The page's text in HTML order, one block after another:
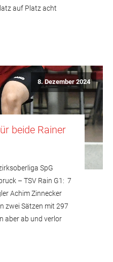
auf Platz acht
im fünften
und ist in der
8. Dezember 2024
beide Rainer
SpG
– TSV Rain G1: 7
Achim Zinnecker
zwei Sätzen mit 297
aber ab und verlor
Satzgleichheit am
kegelte 240